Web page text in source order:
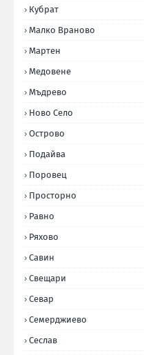
Кубрат
Малко Враново
Мартен
Медовене
Мъдрево
Ново Село
Острово
Подайва
Поровец
Просторно
Равно
Ряхово
Савин
Свещари
Севар
Семерджиево
Сеслав